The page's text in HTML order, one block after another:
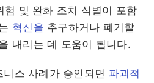
험 및 완화 조치 식별이 포함
혁신을 추구하거나 폐기할
내리는 데 도움이 됩니다.
니스 사례가 승인되면 파괴적